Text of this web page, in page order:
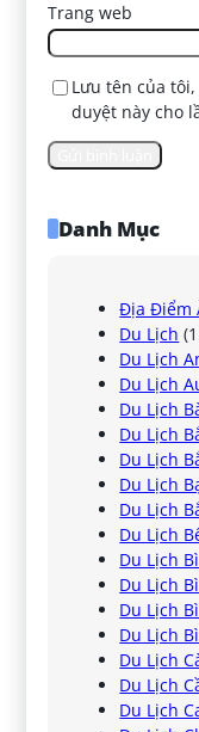
Trang web
Lưu tên của
duyệt này cho
Danh Mục
Địa Điểm
Du Lịch
Du Lịch
Du Lịch
Du Lịch
Du Lịch
Du Lịch
Du Lịch
Du Lịch
Du Lịch
Du Lịch
Du Lịch
Du Lịch
Du Lịch
Du Lịch
Du Lịch
Du Lịch